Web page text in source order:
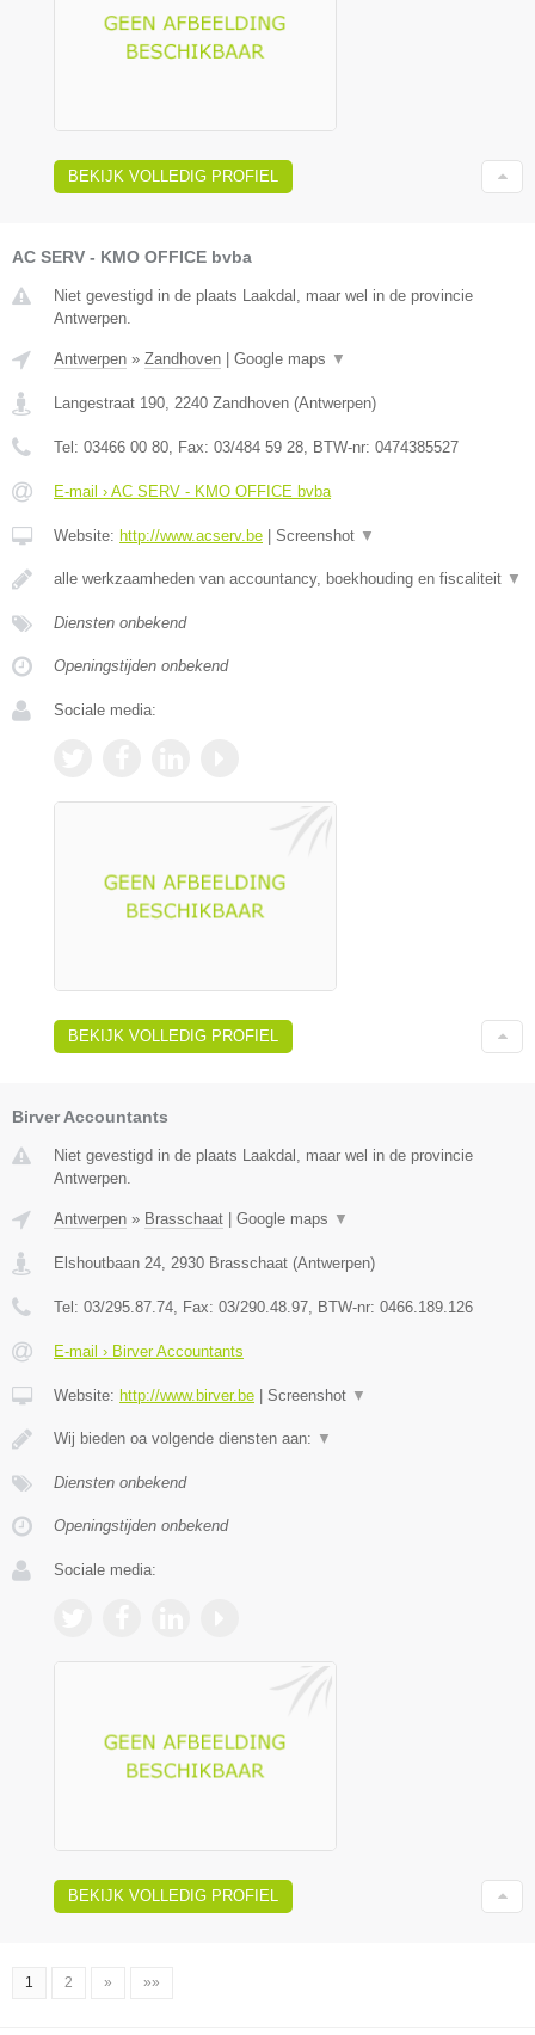
BEKIJK VOLLEDIG PROFIEL
AC SERV - KMO OFFICE bvba
Niet gevestigd in de plaats Laakdal, maar wel in de provincie
Antwerpen.
Antwerpen » Zandhoven Google maps ▼
Langestraat 190, 2240 Zandhoven (Antwerpen)
Tel: 03466 00 80, Fax: 03/484 59 28, BTW-nr: 0474385527
E-mail › AC SERV - KMO OFFICE bvba
Website: http://www.acserv.be Screenshot ▼
alle werkzaamheden van accountancy, boekhouding en fiscaliteit ▼
Diensten onbekend
Openingstijden onbekend
Sociale media:
BEKIJK VOLLEDIG PROFIEL
Birver Accountants
Niet gevestigd in de plaats Laakdal, maar wel in de provincie
Antwerpen.
Antwerpen » Brasschaat Google maps ▼
Elshoutbaan 24 2930 Brasschaat (Antwerpen)
Tel: 03/295.87.74 , Fax: 03/290.48.97 , BTW-nr: 0466.189.126
E-mail › Birver Accountants
Website: http://www.birver.be Screenshot ▼
Wij bieden oa volgende diensten aan: ▼
Diensten onbekend
Openingstijden onbekend
Sociale media:
BEKIJK VOLLEDIG PROFIEL
1 2 » »»